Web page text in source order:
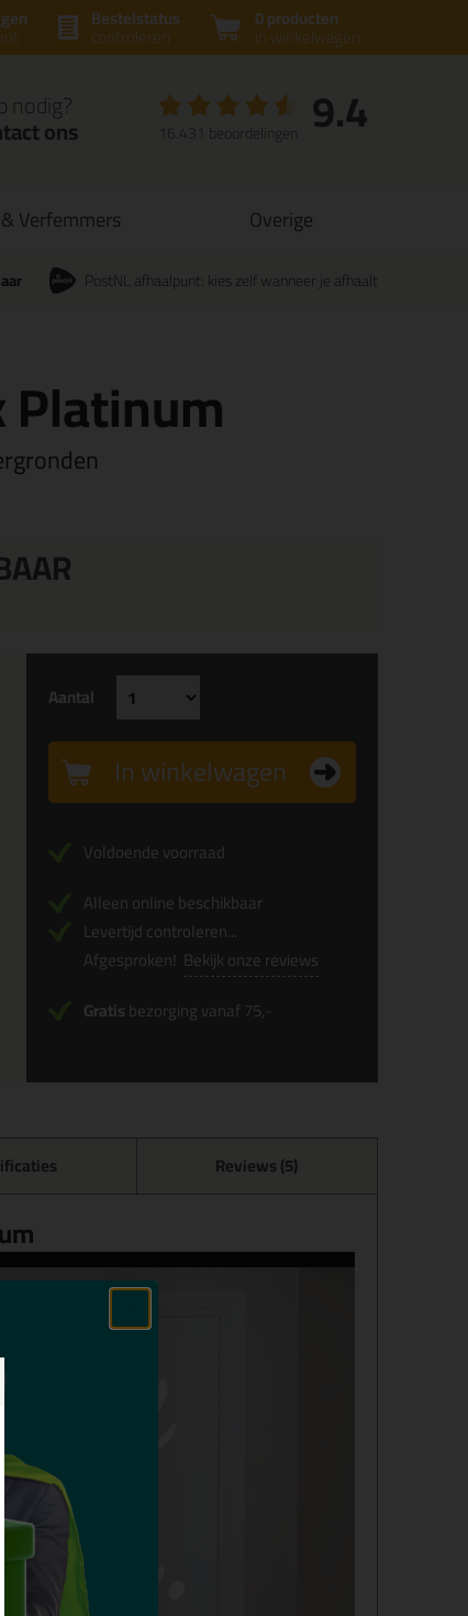
0 producten
in winkelwagen
Bestelstatus
controleren
nodig?
ons 9.4
16.431 beoordelingen
Verfemmers Overige
PostNL afhaalpunt: kies zelf wanneer je afhaalt
Platinum
Aantal
In winkelwagen
Voldoende voorraad
Alleen online beschikbaar
Levertijd controleren...
Afgesproken! Bekijk onze reviews
Gratisbezorging vanaf 75,-
Reviews (5)